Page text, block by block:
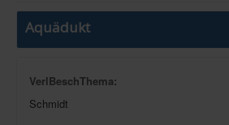
Start
Magazine
Aquädukt
VerlBeschThema:
Schmidt